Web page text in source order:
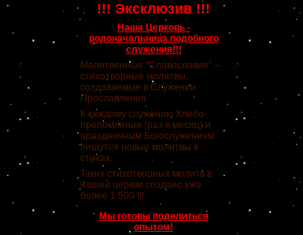
!!! Эксклюзив !!!
Наша Церковь -
родоначальница подобного
служения!!!
Молитвенные "Славословия" –
стихотворные молитвы,
создаваемые в Служении
Прославления.
К каждому служению Хлебо-
преломления (раз в месяц) и
праздничным Богослужениям
пишутся новые молитвы в
стихах.
Таких стихотворных молитв в
нашей церкви создано уже
более 1 500 !!!
Мы готовы поделиться
опытом!